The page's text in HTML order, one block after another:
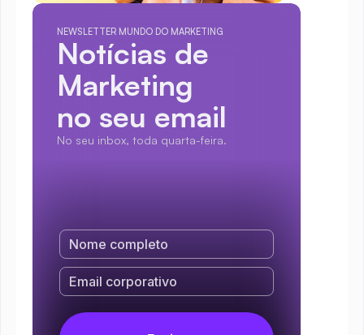
NEWSLETTER MUNDO DO MARKETING
Notícias de
Marketing
no seu email
No seu inbox, toda quarta-feira.